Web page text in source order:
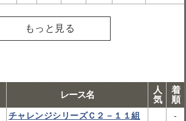
もっと見る
レース名
人
気
着
順
チャレンジシリーズＣ２－１１組
-